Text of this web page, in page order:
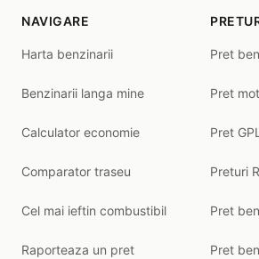
NAVIGARE
Harta benzinarii
Benzinarii langa mine
Calculator economie
Comparator traseu
Cel mai ieftin combustibil
Raporteaza un pret
Pret
Pret
Pret
Preturi
Pret
Pret